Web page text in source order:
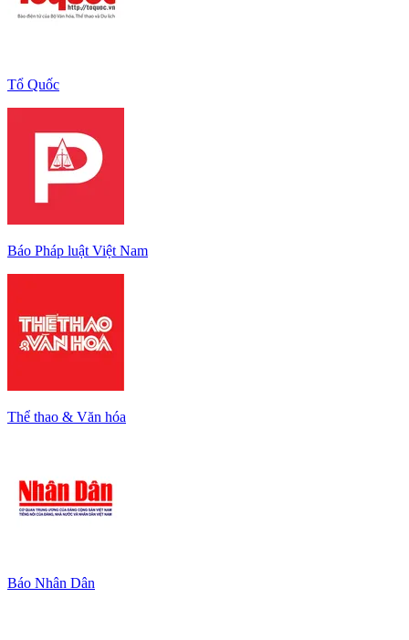
Tổ Quốc
Báo Pháp luật Việt Nam
Thể thao & Văn hóa
Báo Nhân Dân